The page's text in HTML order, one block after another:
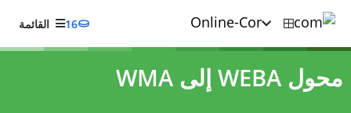
16 القائمة
محول WEBA إلى WMA